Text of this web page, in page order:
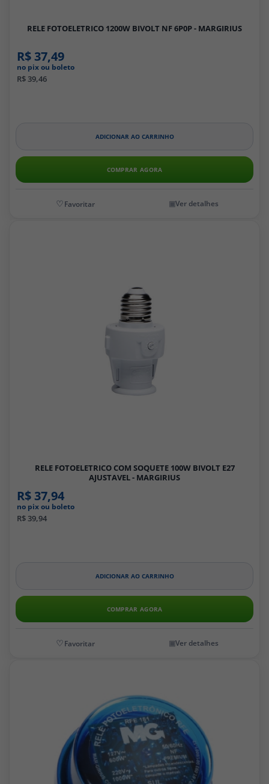
RELE FOTOELETRICO 1200W BIVOLT NF 6P0P - MARGIRIUS
R$ 37,49
no pix ou boleto
R$ 39,46
ADICIONAR AO CARRINHO
COMPRAR AGORA
Ver detalhes
RELE FOTOELETRICO COM SOQUETE 100W BIVOLT E27
AJUSTAVEL - MARGIRIUS
R$ 37,94
no pix ou boleto
R$ 39,94
ADICIONAR AO CARRINHO
COMPRAR AGORA
Ver detalhes